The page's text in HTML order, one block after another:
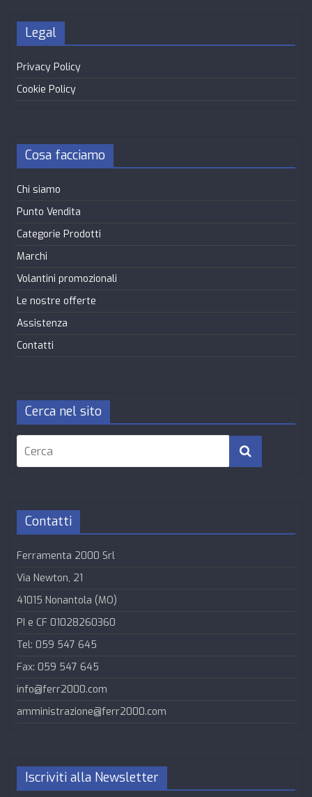
Legal
Privacy Policy
Cookie Policy
Cosa facciamo
Chi siamo
Punto Vendita
Categorie Prodotti
Marchi
Volantini promozionali
Le nostre offerte
Assistenza
Contatti
Cerca nel sito
Contatti
Ferramenta 2000 Srl
Via Newton, 21
41015 Nonantola (MO)
PI e CF 01028260360
Tel: 059 547 645
Fax: 059 547 645
info@ferr2000.com
amministrazione@ferr2000.com
Iscriviti alla Newsletter